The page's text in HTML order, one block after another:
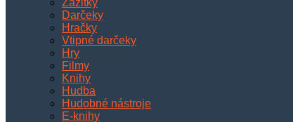
Zážitky
Darčeky
Hračky
Vtipné darčeky
Hry
Filmy
Knihy
Hudba
Hudobné nástroje
E-knihy